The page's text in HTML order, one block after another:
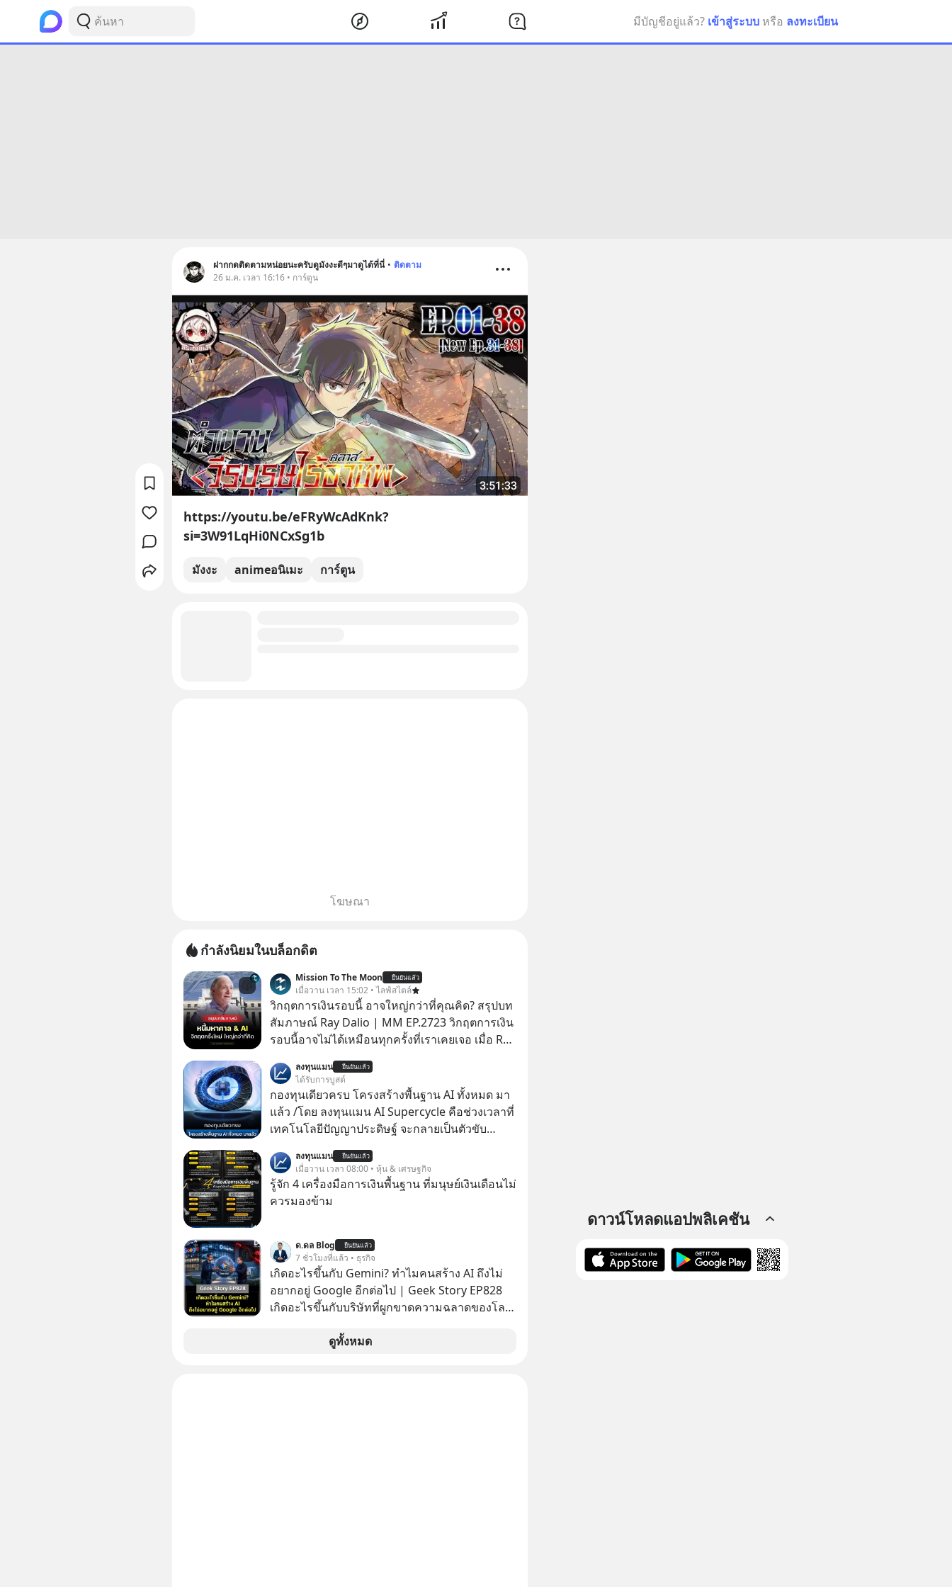
มีบัญชีอยู่แล้ว? เข้าสู่ระบบ หรือ ลงทะเบียน
ฝากกดติดตามหน่อยนะครับดูมังงะดีๆมาดูได้ที่นี่ • ติดตาม
26 ม.ค. เวลา 16:16 • การ์ตูน
https://youtu.be/eFRyWcAdKnk?
si=3W91LqHi0NCxSg1b
มังงะ animeอนิเมะ การ์ตูน
โฆษณา
กำลังนิยมในบล็อกดิต
Mission To The Moon ยืนยันแล้ว
เมื่อวาน เวลา 15:02 • ไลฟ์สไตล์
วิกฤตการเงินรอบนี้ อาจใหญ่กว่าที่คุณคิด? สรุปบท
สัมภาษณ์ Ray Dalio | MM EP.2723 วิกฤตการเงิน
รอบนี้อาจไม่ได้เหมือนทุกครั้งที่เราเคยเจอ เมื่อ Ray
ต่อหลายครั้ง ออกมาส่งสัญญาณเตือนระเบิดเวลา
ลูกใหม่ที่กำลังก่อตัวขึ้น จาก "ระเบิดหนี้สิน
มหาศาล" ผสานเข้ากับ "ฟองสบู่กระแส AI" ที่ผู้คน
กำลังแห่ไล่ราคาอย่างบ้าคลั่ง บทเรียนจาก
กำลังจะเปลี่ยนมือไปในทิศทางไหน? และเราควร
รับมืออย่างไรก่อนที่ทุกอย่างจะสายเกินไป? ร่วม
เจาะลึกบทวิเคราะห์และข้อคิดการเงินฉบับ Dalio
กันได้ใน EP. นี้ #RayDalio #สรุปบทเรียน #การเงิน
#MissionToTheMoonPodcast
ลงทุนแมน ยืนยันแล้ว
ได้รับการบูสต์
กองทุนเดียวครบ โครงสร้างพื้นฐาน AI ทั้งหมด มา
แล้ว /โดย ลงทุนแมน AI Supercycle คือช่วงเวลาที่
เทคโนโลยีปัญญาประดิษฐ์ จะกลายเป็นตัวขับ
ชีวิตของผู้คนอย่างยาวนานต่อจากนี้
ลงทุนแมน ยืนยันแล้ว
เมื่อวาน เวลา 08:00 • หุ้น & เศรษฐกิจ
รู้จัก 4 เครื่องมือการเงินพื้นฐาน ที่มนุษย์เงินเดือนไม่
ควรมองข้าม
ด.ดล Blog ยืนยันแล้ว
7 ชั่วโมงที่แล้ว • ธุรกิจ
เกิดอะไรขึ้นกับ Gemini? ทำไมคนสร้าง AI ถึงไม่
อยากอยู่ Google อีกต่อไป | Geek Story EP828
เกิดอะไรขึ้นกับบริษัทที่ผูกขาดความฉลาดของโลก
Gemini เคยสอบได้ที่ 1 ของวงการ AI แต่วันนี้
ดูทั้งหมด
ดาวน์โหลดแอปพลิเคชัน